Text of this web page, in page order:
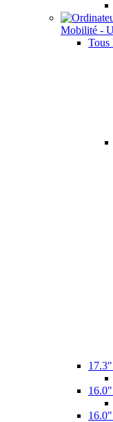
Mobilité -
Tous